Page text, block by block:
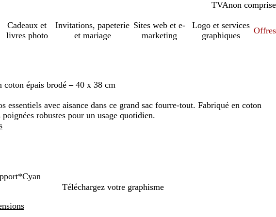
TVAcomprise
non comprise
Cadeaux et
livres photo
Invitations, papeterie
et mariage
Sites web et e-
marketing
Logo et services
graphiques
Offres
coton épais brodé – 40 x 38 cm
essentiels avec aisance dans ce grand sac fourre-tout. Fabriqué en coton
poignées robustes pour un usage quotidien.
*Cyan
Téléchargez votre graphisme